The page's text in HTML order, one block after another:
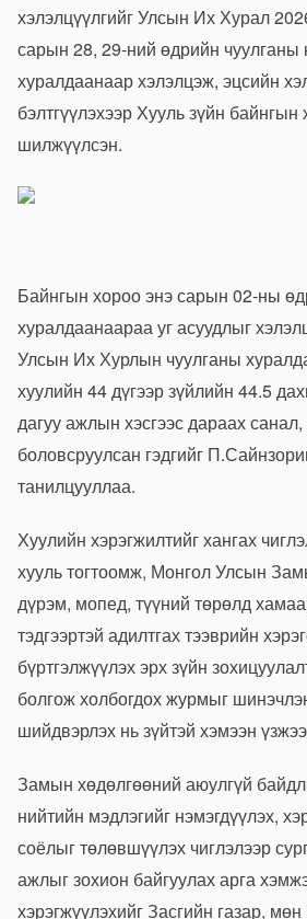
хэлэлцүүлгийг Улсын Их Хурал
сарын 28, 29-ний өдрийн чуулганы
хуралдаанаар хэлэлцэж, эцсийн
бэлтгүүлэхээр Хууль зүйн байнгын
шилжүүлсэн.
Байнгын хороо энэ сарын 02-ны
хуралдаанаараа уг асуудлыг
Улсын Их Хурлын чуулганы
хуулийн 44 дүгээр зүйлийн 44.5
дагуу ажлын хэсгээс дараах санал,
боловсруулсан гэдгийг
танилцууллаа.
Хуулийн хэрэгжилтийг хангах
хууль тогтоомж, Монгол Улсын
дүрэм, мопед, түүний төрөлд
тэдгээртэй адилтгах тээврийн
бүртгэлжүүлэх эрх зүйн
болгож холбогдох журмыг
шийдвэрлэх нь зүйтэй хэмээн
Замын хөдөлгөөний аюулгүй
нийтийн мэдлэгийг нэмэгдүүлэх,
соёлыг төлөвшүүлэх чиглэлээр
ажлыг зохион байгуулах арга
хэрэгжүүлэхийг Засгийн газар,